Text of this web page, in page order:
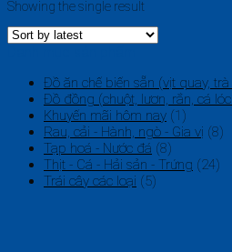
Showing the single result
Đồ ăn chế biến sẵn (vịt quay, trà
Đồ đồng (chuột, lươn, rắn, cá
Khuyến mãi hôm nay (1)
Rau, cải - Hành, ngò - Gia vị (8)
Tạp hoá - Nước đá (8)
Thịt - Cá - Hải sản - Trứng (24)
Trái cây các loại (5)